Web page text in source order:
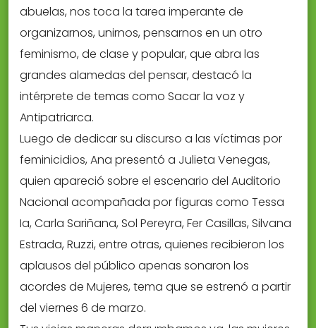
abuelas, nos toca la tarea imperante de
organizarnos, unirnos, pensarnos en un otro
feminismo, de clase y popular, que abra las
grandes alamedas del pensar, destacó la
intérprete de temas como Sacar la voz y
Antipatriarca.
Luego de dedicar su discurso a las víctimas por
feminicidios, Ana presentó a Julieta Venegas,
quien apareció sobre el escenario del Auditorio
Nacional acompañada por figuras como Tessa
Ia, Carla Sariñana, Sol Pereyra, Fer Casillas, Silvana
Estrada, Ruzzi, entre otras, quienes recibieron los
aplausos del público apenas sonaron los
acordes de Mujeres, tema que se estrenó a partir
del viernes 6 de marzo.